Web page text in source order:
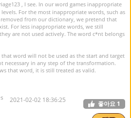
, I see. In our word games inappropriate
For the most inappropriate words, such as
from our dictionary, we pretend that
For less inappropriate words, we still
are not used actively. The word c*nt belongs
word will not be used as the start and target
necessary in any step of the transformation.
that word, it is still treated as valid.
2021-02-02 18:36:25 좋아요 1